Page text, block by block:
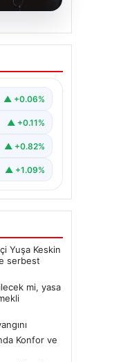
araç
girdi
▲ +0.06%
▲ +0.11%
▲ +0.82%
▲ +1.09%
Yuşa Keskin
serbest
mi, yasa
Konfor ve